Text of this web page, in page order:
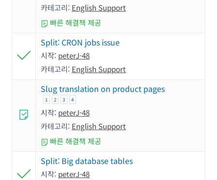
카테고리: English Support
빠른 해결책 제공
Split: CRON jobs issue
시작: peterJ-48
카테고리: English Support
Slug translation on product pages
1 2 3 4
시작: peterJ-48
카테고리: English Support
빠른 해결책 제공
Split: Big database tables
시작: peterJ-48